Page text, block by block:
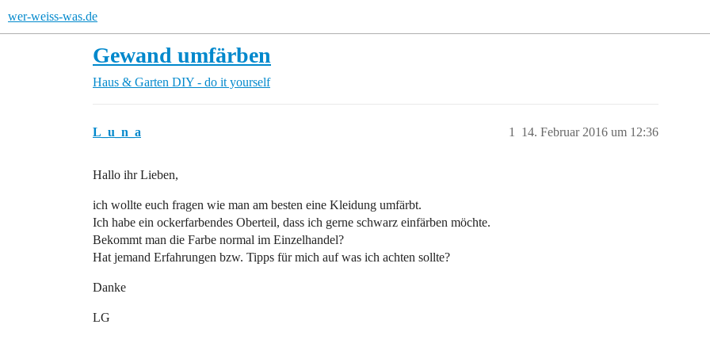
wer-weiss-was.de
Gewand umfärben
Haus & Garten DIY - do it yourself
L_u_n_a 14. Februar 2016 um 12:36
1
Hallo ihr Lieben,
ich wollte euch fragen wie man am besten eine Kleidung umfärbt.
Ich habe ein ockerfarbendes Oberteil, dass ich gerne schwarz einfärben möchte.
Bekommt man die Farbe normal im Einzelhandel?
Hat jemand Erfahrungen bzw. Tipps für mich auf was ich achten sollte?
Danke
LG